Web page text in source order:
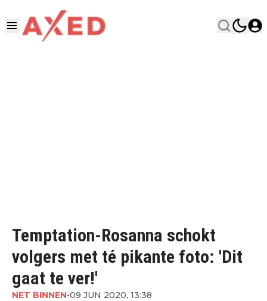
Temptation-Rosanna schokt
volgers met té pikante foto: 'Dit
gaat te ver!'
NET BINNEN•09 JUN 2020, 13:38